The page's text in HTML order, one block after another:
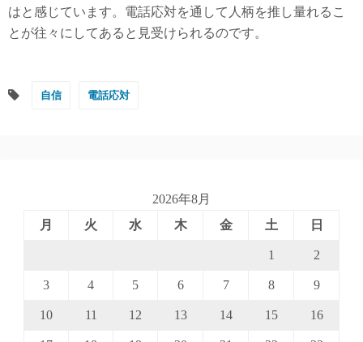
はと感じています。電話応対を通して人柄を推し量れるこ
とが往々にしてあると見受けられるのです。
自信 電話応対
2026年8月
月
火 水 木 金 土 日
1 2
3 4 5 6 7 8 9
10 11 12 13 14 15 16